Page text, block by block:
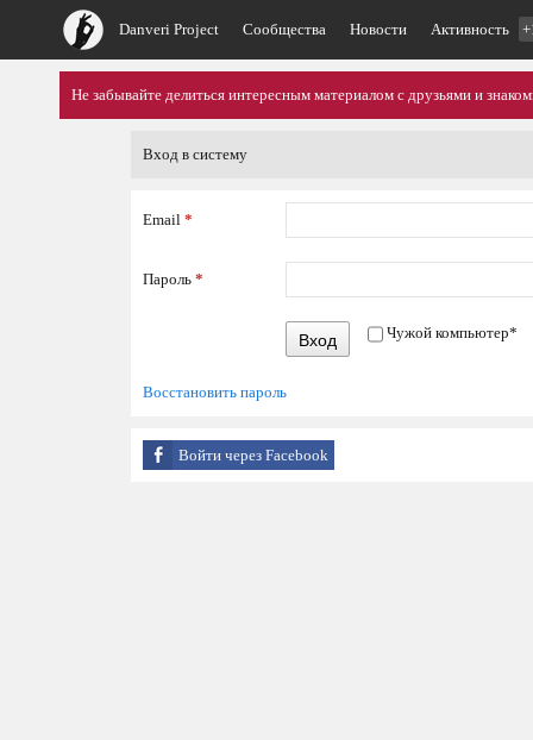
Danveri Project Сообщества Новости Активность
Не забывайте делиться интересным материалом с друзьями и
Вход в систему
Email *
Пароль *
Вход Чужой компьютер*
Восстановить пароль
Войти через Facebook